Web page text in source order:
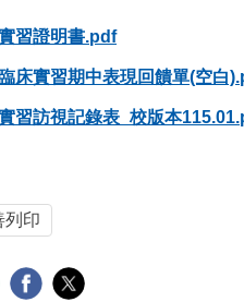
習證明書.pdf
臨床實習期中表現回饋單(空白
習訪視記錄表_校版本
列印